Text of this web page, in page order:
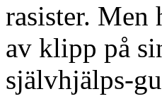
rasister. Men
av klipp på
självhjälps-